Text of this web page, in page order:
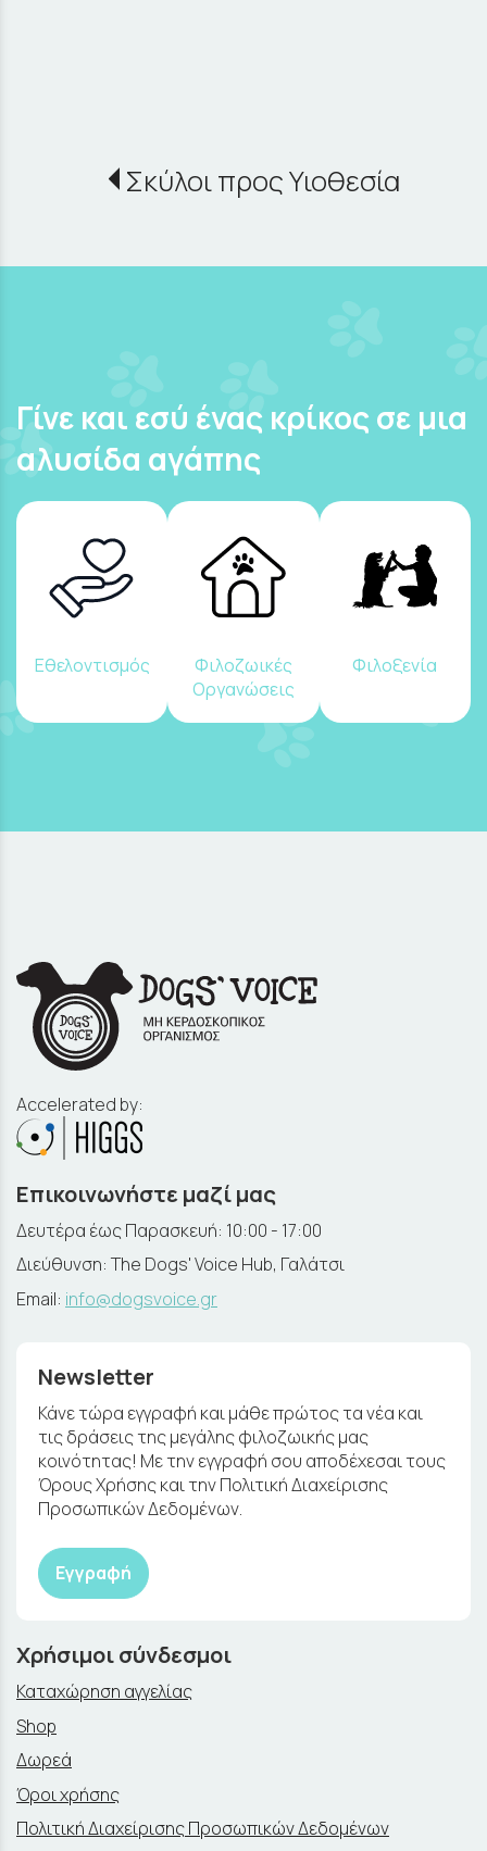
Σκύλοι προς Υιοθεσία
Γίνε και εσύ ένας κρίκος σε μια
αλυσίδα αγάπης
Εθελοντισμός
Φιλοζωικές
Οργανώσεις
Φιλοξενία
Accelerated by:
Επικοινωνήστε μαζί μας
Δευτέρα έως Παρασκευή: 10:00 - 17:00
Διεύθυνση: The Dogs' Voice Hub, Γαλάτσι
Email: info@dogsvoice.gr
Newsletter
Κάνε τώρα εγγραφή και μάθε πρώτος τα νέα και
τις δράσεις της μεγάλης φιλοζωικής μας
κοινότητας! Με την εγγραφή σου αποδέχεσαι τους
Όρους Χρήσης και την Πολιτική Διαχείρισης
Προσωπικών Δεδομένων.
Εγγραφή
Χρήσιμοι σύνδεσμοι
Καταχώρηση αγγελίας
Shop
Δωρεά
Όροι χρήσης
Πολιτική Διαχείρισης Προσωπικών Δεδομένων